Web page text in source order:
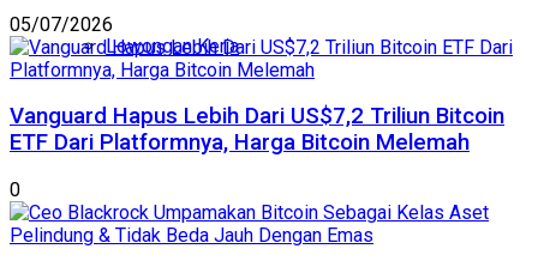
Lowongan Kerja
05/07/2026
Vanguard Hapus Lebih Dari US$7,2 Triliun Bitcoin
ETF Dari Platformnya, Harga Bitcoin Melemah
0